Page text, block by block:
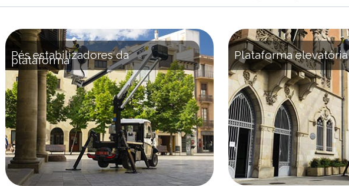
Pés estabilizadores da
plataforma Plataforma elevatória